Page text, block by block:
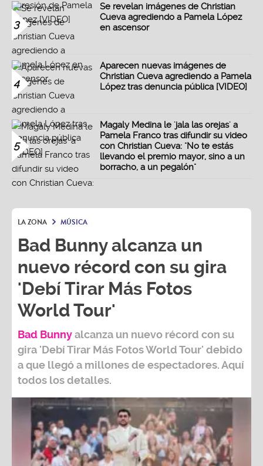
3
Se revelan imágenes de Christian
Cueva agrediendo a Pamela López
en ascensor
4
Aparecen nuevas imágenes de
Christian Cueva agrediendo a Pamela
López tras denuncia pública [VIDEO]
5
Magaly Medina le 'jala las orejas' a
Pamela Franco tras difundir su video
con Christian Cueva: "No te estás
llevando el premio mayor, sino a un
borracho, a un pegalón"
LA ZONA MÚSICA
Bad Bunny alcanza un
nuevo récord con su gira
'Debí Tirar Más Fotos
World Tour'
Bad Bunnyalcanza un nuevo récord con su
gira 'Debí Tirar Más Fotos World Tour' debido
a que llegó a millones de espectadores. Aquí
todos los detalles.